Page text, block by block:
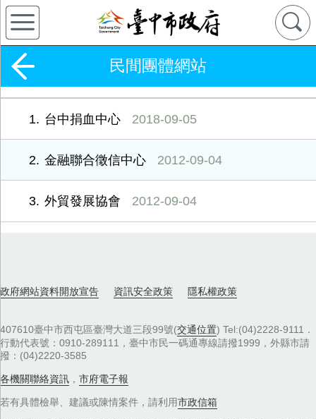
民間團體網站
1 台中捐血中心 2018-09-05
2 金融聯合徵信中心 2012-09-04
3 外貿發展協會 2012-09-04
政府網站資料開放宣告 資訊安全政策 隱私權政策
407610臺中市西屯區臺灣大道三段99號(交通位置) Tel:(04)2228-9111．
行動代表號：0910-289111，臺中市民一碼通專線請撥1999，外縣市請
撥：(04)2220-3585
各機關聯絡資訊 ， 市府電子報
若有具體檢舉、建議或陳情案件，請利用市政信箱